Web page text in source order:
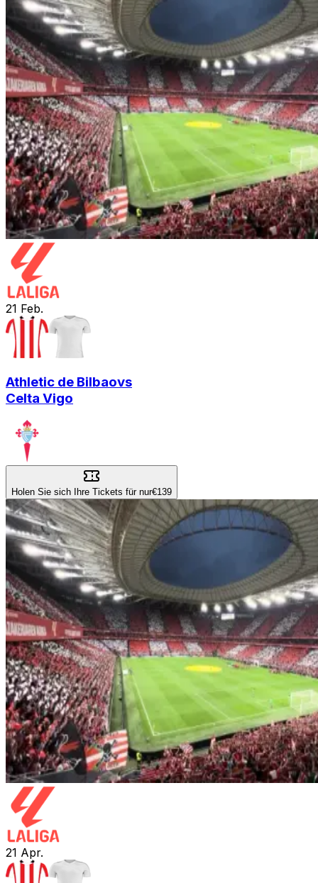
21 Feb.
Athletic de Bilbaovs
Celta Vigo
Holen Sie sich Ihre Tickets für nur€139
21 Apr.